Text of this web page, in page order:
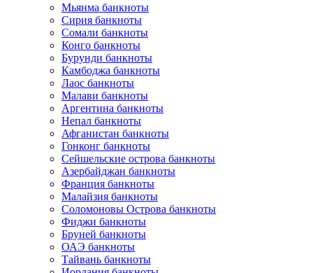
Мьянма банкноты
Сирия банкноты
Сомали банкноты
Конго банкноты
Бурунди банкноты
Камбоджа банкноты
Лаос банкноты
Малави банкноты
Аргентина банкноты
Непал банкноты
Афганистан банкноты
Гонконг банкноты
Сейшельские острова банкноты
Азербайджан банкноты
Франция банкноты
Малайзия банкноты
Соломоновы Острова банкноты
Фиджи банкноты
Бруней банкноты
ОАЭ банкноты
Тайвань банкноты